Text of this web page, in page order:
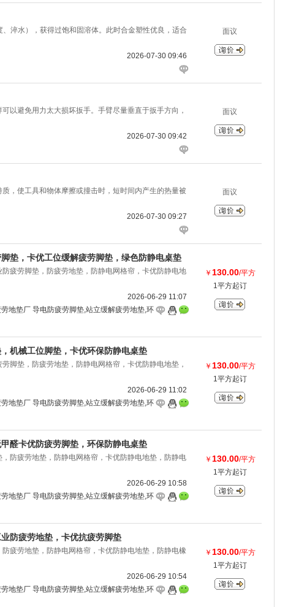
水），获得过饱和固溶体。此时合金塑性优良，适合
2026-07-30 09:46
面议
避免用力太大损坏扳手。手臂尽量垂直于扳手方向，
2026-07-30 09:42
面议
使工具和物体摩擦或撞击时，短时间内产生的热量被
2026-07-30 09:27
面议
垫，卡优工位缓解疲劳脚垫，绿色防静电桌垫
疲劳脚垫，防疲劳地垫，防静电网格帘，卡优防静电地
2026-06-29 11:07
地垫厂 导电防疲劳脚垫,站立缓解疲劳地垫,环
￥ 130.00/平方
1平方起订
机械工位脚垫，卡优环保防静电桌垫
脚垫，防疲劳地垫，防静电网格帘，卡优防静电地垫，
2026-06-29 11:02
地垫厂 导电防疲劳脚垫,站立缓解疲劳地垫,环
￥ 130.00/平方
1平方起订
醛卡优防疲劳脚垫，环保防静电桌垫
防疲劳地垫，防静电网格帘，卡优防静电地垫，防静电
2026-06-29 10:58
地垫厂 导电防疲劳脚垫,站立缓解疲劳地垫,环
￥ 130.00/平方
1平方起订
防疲劳地垫，卡优抗疲劳脚垫
疲劳地垫，防静电网格帘，卡优防静电地垫，防静电橡
2026-06-29 10:54
地垫厂 导电防疲劳脚垫,站立缓解疲劳地垫,环
￥ 130.00/平方
1平方起订